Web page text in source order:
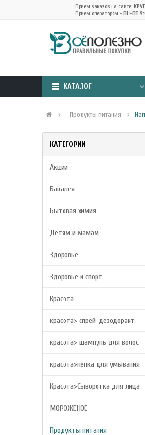
Прием заказов на сайте:
Прием оператором - ПН-ПТ
КАТАЛОГ
Продукты питания
КАТЕГОРИИ
Акции
Бакалея
Бытовая химия
Детям и мамам
Здоровье
Здоровье и спорт
Красота
красота> спрей-дезодорант
красота> шампунь для волос
красота>пенка для умывания
Красота>Сыворотка для лица
МОРОЖЕНОЕ
Продукты питания